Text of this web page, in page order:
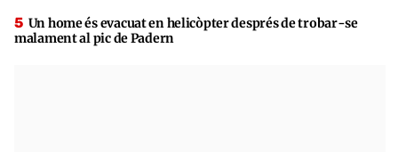
Un home és evacuat en helicòpter després de trobar-se
malament al pic de Padern